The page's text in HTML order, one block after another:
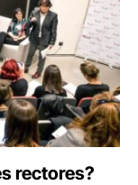
rectores?